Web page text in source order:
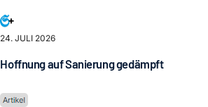
24. JULI 2026
Hoffnung auf Sanierung gedämpft